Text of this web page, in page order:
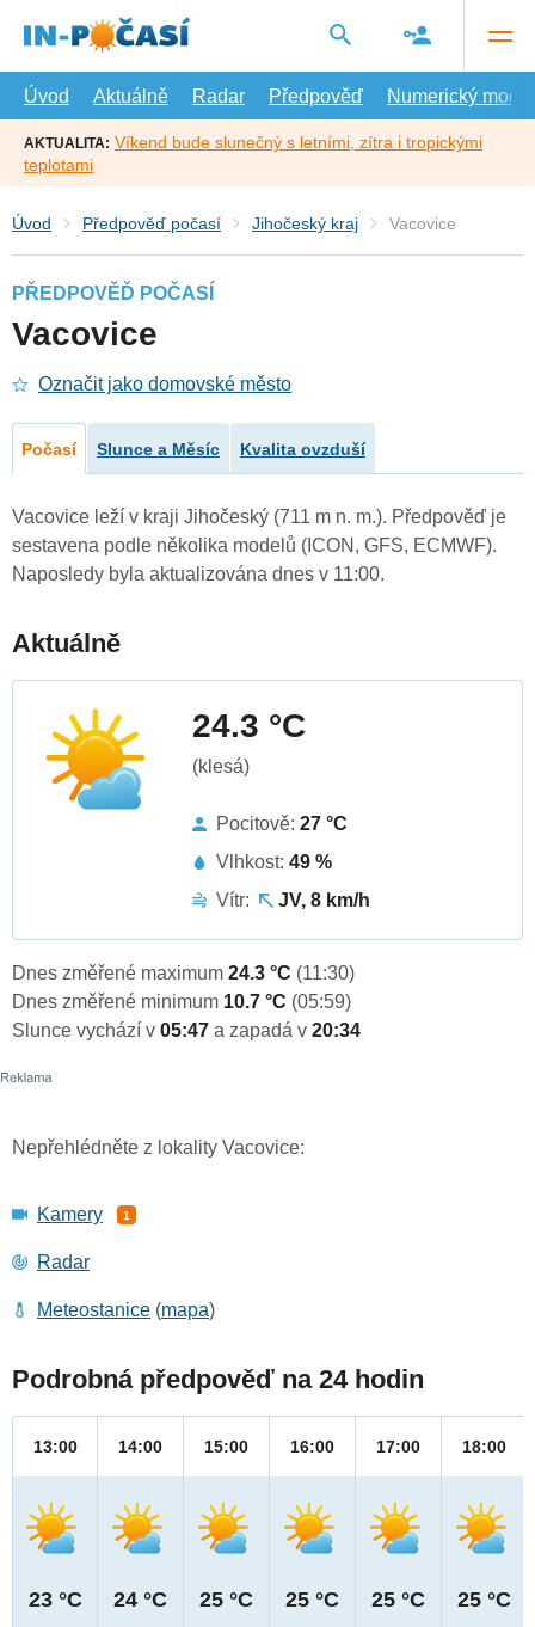
hlavní
Úvod
Aktuálně Radar Předpověď Numerický model
AKTUALITA: Víkend bude slunečný s letními, zítra i tropickými
teplotami
Úvod Předpověď počasí Jihočeský kraj Vacovice
PŘEDPOVĚĎ POČASÍ
Vacovice
Označit jako domovské město
Počasí Slunce a Měsíc Kvalita ovzduší
Vacovice leží v kraji Jihočeský (711 m n. m.). Předpověď je
sestavena podle několika modelů (ICON, GFS, ECMWF).
Naposledy byla aktualizována dnes v 11:00.
Aktuálně
24.3 °C
(klesá)
Pocitově: 27 °C
Vlhkost: 49 %
Vítr:
JV, 8 km/h
Dnes změřené maximum 24.3 °C (11:30)
Dnes změřené minimum 10.7 °C (05:59)
Slunce vychází v 05:47 a zapadá v 20:34
Nepřehlédněte z lokality Vacovice:
Kamery 1
Radar
Meteostanice (mapa)
Podrobná předpověď na 24 hodin
13:00
23 °C
14:00
24 °C
15:00
25 °C
16:00
25 °C
17:00
25 °C
18:00
25 °C